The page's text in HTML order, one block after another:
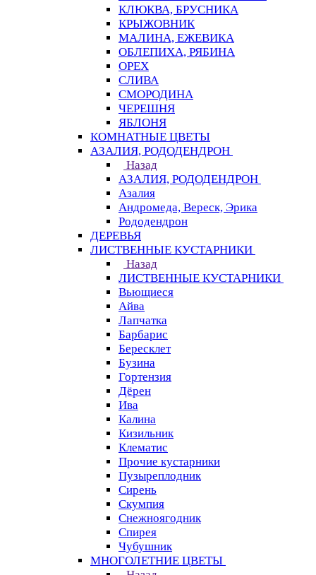
КЛЮКВА, БРУСНИКА
КРЫЖОВНИК
МАЛИНА, ЕЖЕВИКА
ОБЛЕПИХА, РЯБИНА
ОРЕХ
СЛИВА
СМОРОДИНА
ЧЕРЕШНЯ
ЯБЛОНЯ
КОМНАТНЫЕ ЦВЕТЫ
АЗАЛИЯ, РОДОДЕНДРОН
Назад
АЗАЛИЯ, РОДОДЕНДРОН
Азалия
Андромеда, Вереск, Эрика
Рододендрон
ДЕРЕВЬЯ
ЛИСТВЕННЫЕ КУСТАРНИКИ
Назад
ЛИСТВЕННЫЕ КУСТАРНИКИ
Вьющиеся
Айва
Лапчатка
Барбарис
Бересклет
Бузина
Гортензия
Дёрен
Ива
Калина
Кизильник
Клематис
Прочие кустарники
Пузыреплодник
Сирень
Скумпия
Снежноягодник
Спирея
Чубушник
МНОГОЛЕТНИЕ ЦВЕТЫ